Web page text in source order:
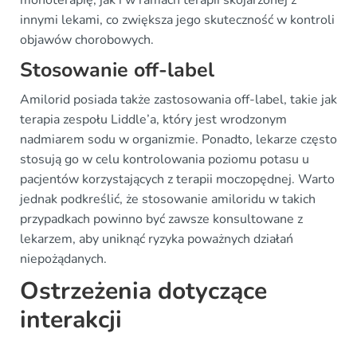
innymi lekami, co zwiększa jego skuteczność w kontroli
objawów chorobowych.
Stosowanie off-label
Amilorid posiada także zastosowania off-label, takie jak
terapia zespołu Liddle’a, który jest wrodzonym
nadmiarem sodu w organizmie. Ponadto, lekarze często
stosują go w celu kontrolowania poziomu potasu u
pacjentów korzystających z terapii moczopędnej. Warto
jednak podkreślić, że stosowanie amiloridu w takich
przypadkach powinno być zawsze konsultowane z
lekarzem, aby uniknąć ryzyka poważnych działań
niepożądanych.
Ostrzeżenia dotyczące
interakcji